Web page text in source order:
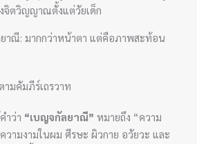
จิตวิญญาณตั้งแต่วัยเด็ก
าณี: มากกว่าหน้าตา แต่คือภาพสะท้อน
มคัมภีร์เถรวาท
ำว่า “เบญจกัลยาณี” หมายถึง “ความ
วามงามในผม ศีรษะ ผิวกาย อวัยวะ และ